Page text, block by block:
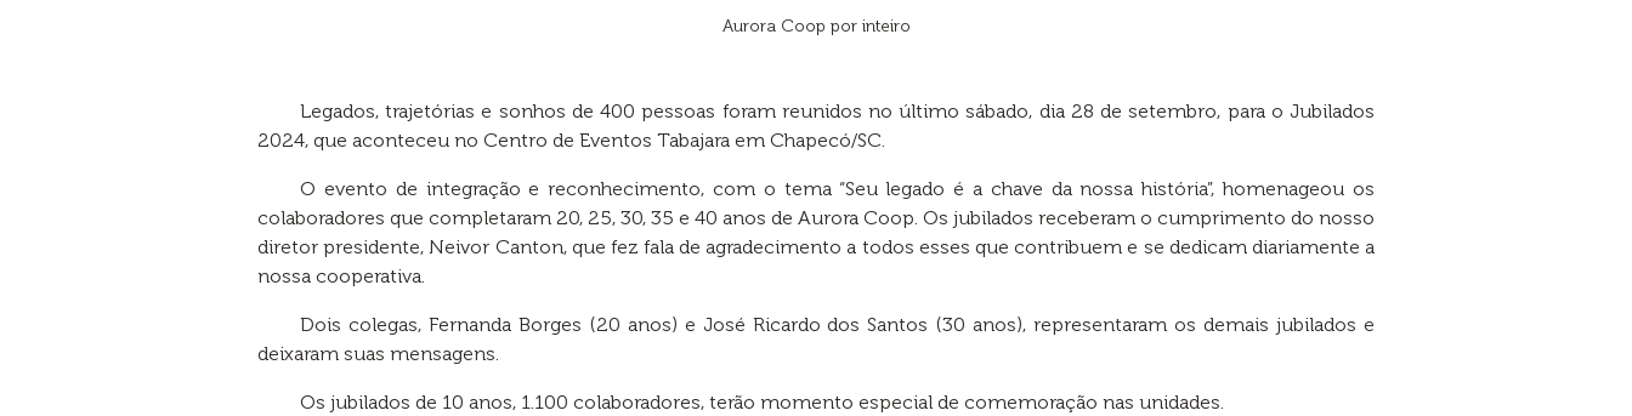
Aurora Coop por inteiro
Legados, trajetórias e sonhos de 400 pessoas foram reunidos no último sábado, dia 28 de setembro, para o Jubilados
2024, que aconteceu no Centro de Eventos Tabajara em Chapecó/SC.
O evento de integração e reconhecimento, com o tema “Seu legado é a chave da nossa história”, homenageou os
colaboradores que completaram 20, 25, 30, 35 e 40 anos de Aurora Coop. Os jubilados receberam o cumprimento do nosso
diretor presidente, Neivor Canton, que fez fala de agradecimento a todos esses que contribuem e se dedicam diariamente a
nossa cooperativa.
Dois colegas, Fernanda Borges (20 anos) e José Ricardo dos Santos (30 anos), representaram os demais jubilados e
deixaram suas mensagens.
Os jubilados de 10 anos, 1.100 colaboradores, terão momento especial de comemoração nas unidades.